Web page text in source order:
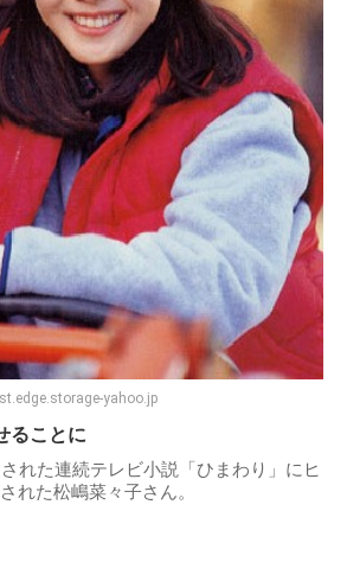
yahoo.jp
ることに
れた連続テレビ小説「ひまわり」にヒ
れた松嶋菜々子さん。